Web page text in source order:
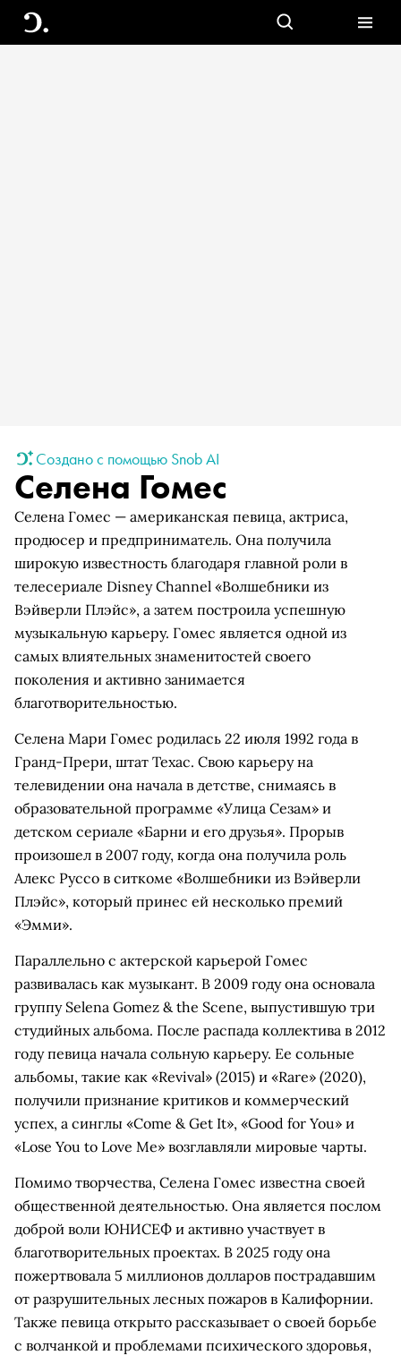
Создано с помощью Snob AI
Селена Гомес
Селена Гомес — американская певица, актриса,
продюсер и предприниматель. Она получила
широкую известность благодаря главной роли в
телесериале Disney Channel «Волшебники из
Вэйверли Плэйс», а затем построила успешную
музыкальную карьеру. Гомес является одной из
самых влиятельных знаменитостей своего
поколения и активно занимается
благотворительностью.
Селена Мари Гомес родилась 22 июля 1992 года в
Гранд-Прери, штат Техас. Свою карьеру на
телевидении она начала в детстве, снимаясь в
образовательной программе «Улица Сезам» и
детском сериале «Барни и его друзья». Прорыв
произошел в 2007 году, когда она получила роль
Алекс Руссо в ситкоме «Волшебники из Вэйверли
Плэйс», который принес ей несколько премий
«Эмми».
Параллельно с актерской карьерой Гомес
развивалась как музыкант. В 2009 году она основала
группу Selena Gomez & the Scene, выпустившую три
студийных альбома. После распада коллектива в 2012
году певица начала сольную карьеру. Ее сольные
альбомы, такие как «Revival» (2015) и «Rare» (2020),
получили признание критиков и коммерческий
успех, а синглы «Come & Get It», «Good for You» и
«Lose You to Love Me» возглавляли мировые чарты.
Помимо творчества, Селена Гомес известна своей
общественной деятельностью. Она является послом
доброй воли ЮНИСЕФ и активно участвует в
благотворительных проектах. В 2025 году она
пожертвовала 5 миллионов долларов пострадавшим
от разрушительных лесных пожаров в Калифорнии.
Также певица открыто рассказывает о своей борьбе
с волчанкой и проблемами психического здоровья,